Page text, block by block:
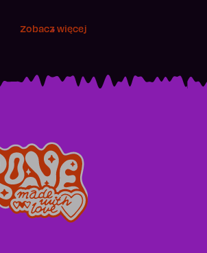
Zobacz więcej